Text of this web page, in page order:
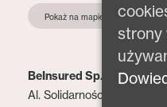
Pokaż na mapie
BeInsured Sp. z o.o.
Al. Solidarności 153 lok. 2
strony